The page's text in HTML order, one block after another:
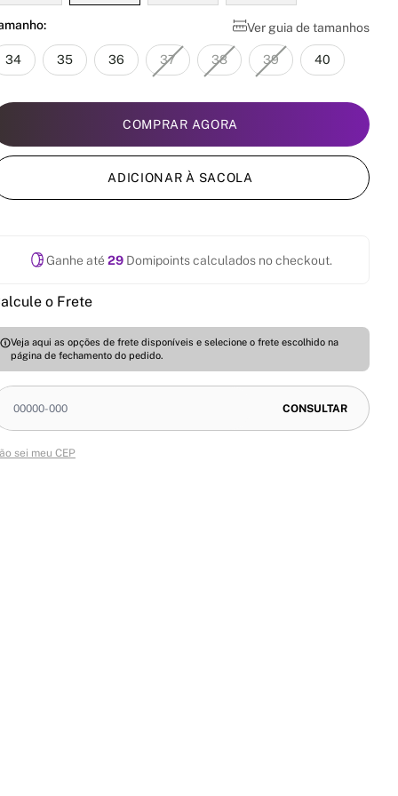
Ver guia de tamanhos
34 35 36 37 38 39 40
COMPRAR AGORA
ADICIONAR À SACOLA
Ganhe até 29Domipoints calculados no checkout.
o Frete
Veja aqui as opções de frete disponíveis e selecione o frete escolhido na
página de fechamento do pedido.
sei meu CEP